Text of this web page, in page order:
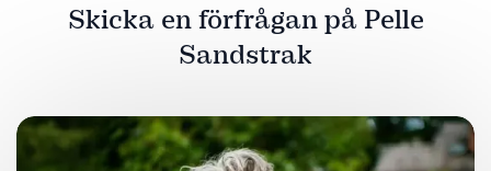
Skicka en förfrågan på Pelle
Sandstrak